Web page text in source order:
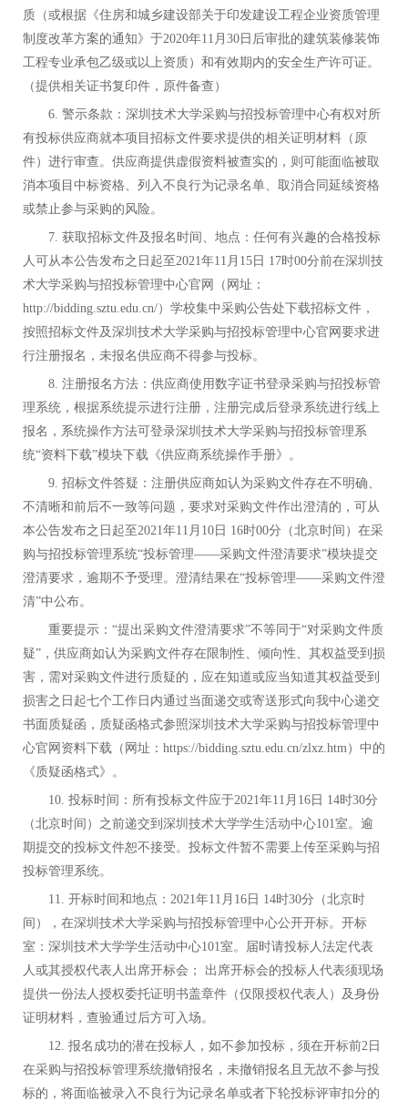
质（或根据《住房和城乡建设部关于印发建设工程企业资质管理
制度改革方案的通知》于2020年11月30日后审批的建筑装修装饰
工程专业承包乙级或以上资质）和有效期内的安全生产许可证。
（提供相关证书复印件，原件备查）
6. 警示条款：深圳技术大学采购与招投标管理中心有权对所
有投标供应商就本项目招标文件要求提供的相关证明材料（原
件）进行审查。供应商提供虚假资料被查实的，则可能面临被取
消本项目中标资格、列入不良行为记录名单、取消合同延续资格
或禁止参与采购的风险。
7. 获取招标文件及报名时间、地点：任何有兴趣的合格投标
人可从本公告发布之日起至2021年11月15日 17时00分前在深圳技
术大学采购与招投标管理中心官网（网址：
http://bidding.sztu.edu.cn/）学校集中采购公告处下载招标文件，
按照招标文件及深圳技术大学采购与招投标管理中心官网要求进
行注册报名，未报名供应商不得参与投标。
8. 注册报名方法：供应商使用数字证书登录采购与招投标管
理系统，根据系统提示进行注册，注册完成后登录系统进行线上
报名，系统操作方法可登录深圳技术大学采购与招投标管理系
统“资料下载”模块下载《供应商系统操作手册》。
9. 招标文件答疑：注册供应商如认为采购文件存在不明确、
不清晰和前后不一致等问题，要求对采购文件作出澄清的，可从
本公告发布之日起至2021年11月10日 16时00分（北京时间）在采
购与招投标管理系统“投标管理——采购文件澄清要求”模块提交
澄清要求，逾期不予受理。澄清结果在“投标管理——采购文件澄
清”中公布。
重要提示：“提出采购文件澄清要求”不等同于“对采购文件质
疑”，供应商如认为采购文件存在限制性、倾向性、其权益受到损
害，需对采购文件进行质疑的，应在知道或应当知道其权益受到
损害之日起七个工作日内通过当面递交或寄送形式向我中心递交
书面质疑函，质疑函格式参照深圳技术大学采购与招投标管理中
心官网资料下载（网址：https://bidding.sztu.edu.cn/zlxz.htm）中的
《质疑函格式》。
10. 投标时间：所有投标文件应于2021年11月16日 14时30分
（北京时间）之前递交到深圳技术大学学生活动中心101室。逾
期提交的投标文件恕不接受。投标文件暂不需要上传至采购与招
投标管理系统。
11. 开标时间和地点：2021年11月16日 14时30分（北京时
间），在深圳技术大学采购与招投标管理中心公开开标。开标
室：深圳技术大学学生活动中心101室。届时请投标人法定代表
人或其授权代表人出席开标会； 出席开标会的投标人代表须现场
提供一份法人授权委托证明书盖章件（仅限授权代表人）及身份
证明材料，查验通过后方可入场。
12. 报名成功的潜在投标人，如不参加投标，须在开标前2日
在采购与招投标管理系统撤销报名，未撤销报名且无故不参与投
标的，将面临被录入不良行为记录名单或者下轮投标评审扣分的